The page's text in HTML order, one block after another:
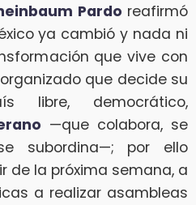
Pardo reafirmó
ya cambió y nada ni
que vive con
que decide su
libre, democrático,
—que colabora, se
subordina—; por ello
de la próxima semana, a
a realizar asambleas